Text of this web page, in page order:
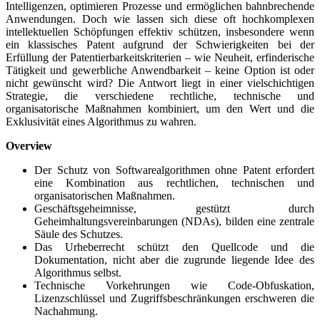
Intelligenzen, optimieren Prozesse und ermöglichen bahnbrechende
Anwendungen. Doch wie lassen sich diese oft hochkomplexen
intellektuellen Schöpfungen effektiv schützen, insbesondere wenn
ein klassisches Patent aufgrund der Schwierigkeiten bei der
Erfüllung der Patentierbarkeitskriterien – wie Neuheit, erfinderische
Tätigkeit und gewerbliche Anwendbarkeit – keine Option ist oder
nicht gewünscht wird? Die Antwort liegt in einer vielschichtigen
Strategie, die verschiedene rechtliche, technische und
organisatorische Maßnahmen kombiniert, um den Wert und die
Exklusivität eines Algorithmus zu wahren.
Overview
Der Schutz von Softwarealgorithmen ohne Patent erfordert
eine Kombination aus rechtlichen, technischen und
organisatorischen Maßnahmen.
Geschäftsgeheimnisse, gestützt durch
Geheimhaltungsvereinbarungen (NDAs), bilden eine zentrale
Säule des Schutzes.
Das Urheberrecht schützt den Quellcode und die
Dokumentation, nicht aber die zugrunde liegende Idee des
Algorithmus selbst.
Technische Vorkehrungen wie Code-Obfuskation,
Lizenzschlüssel und Zugriffsbeschränkungen erschweren die
Nachahmung.